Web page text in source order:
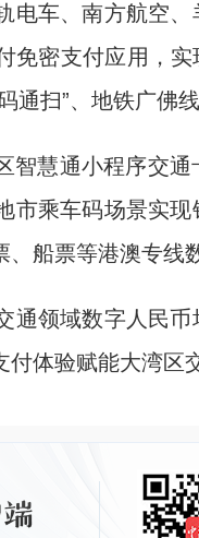
车、南方航空、
免密支付应用，
扫”、地铁广佛线
慧通小程序交通
市乘车码场景实
船票等港澳专线
领域数字人民币
体验赋能大湾区